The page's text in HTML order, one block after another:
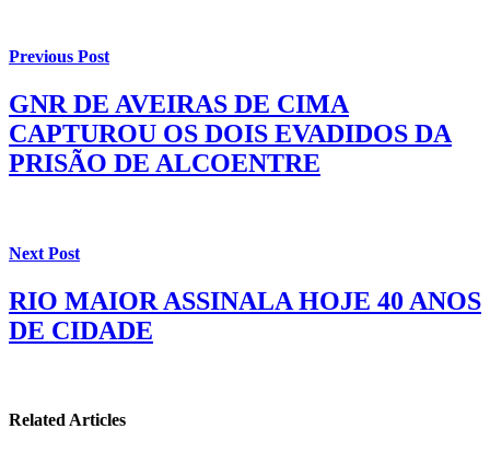
Previous Post
GNR DE AVEIRAS DE CIMA
CAPTUROU OS DOIS EVADIDOS DA
PRISÃO DE ALCOENTRE
Next Post
RIO MAIOR ASSINALA HOJE 40 ANOS
DE CIDADE
Related Articles